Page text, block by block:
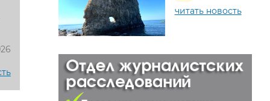
читать новость